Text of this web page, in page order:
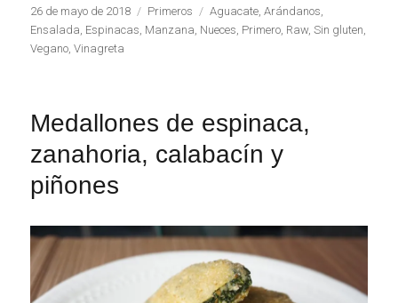
Publicado
el
26 de mayo de 2018 Categorías
Primeros Etiquetas
Aguacate ,Arándanos
Ensalada Espinacas Manzana Nueces Primero Raw,Sin gluten
Vegano ,Vinagreta
Medallones de espinaca,
zanahoria, calabacín y
piñones